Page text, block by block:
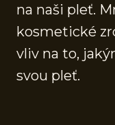
na naši pleť.
kosmetické
vliv na to,
svou pleť.